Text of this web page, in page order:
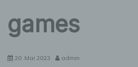
games
20. Mai 2023 admin